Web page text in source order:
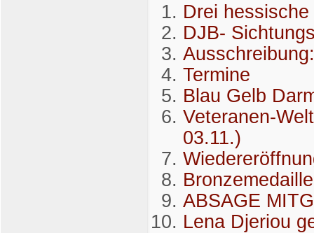
Drei
DJB-
Termine
Blau Gelb
Veteranen-
03.11.)
ABSAGE
Lena Djeriou